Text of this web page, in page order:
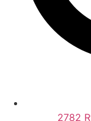
2782